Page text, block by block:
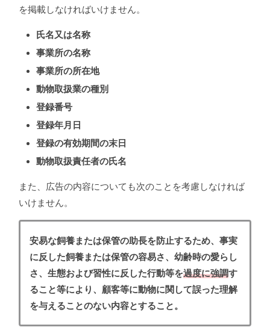
を掲載しなければいけません。
氏名又は名称
事業所の名称
事業所の所在地
動物取扱業の種別
登録番号
登録年月日
登録の有効期間の末日
動物取扱責任者の氏名
また、広告の内容についても次のことを考慮しなければ
いけません。
安易な飼養または保管の助長を防止するため、事実
に反した飼養または保管の容易さ、幼齢時の愛らし
さ、生態および習性に反した行動等を過度に強調す
ること等により、顧客等に動物に関して誤った理解
を与えることのない内容とすること。